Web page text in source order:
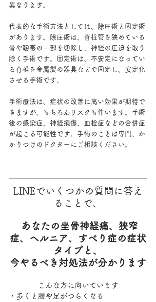
異なります。
代表的な手術方法としては、除圧術と固定術
があります。除圧術は、脊柱管を狭めている
骨や靭帯の一部を切除し、神経の圧迫を取り
除く手術です。固定術は、不安定になってい
る脊椎を金属製の器具などで固定し、安定化
させる手術です。
手術療法は、症状の改善に高い効果が期待で
きますが、もちろんリスクも伴います。手術
後の感染症、神経損傷、血栓症などの合併症
が起こる可能性です。手術のことは専門、か
かりつけのドクターにご相談ください。
LINEでいくつかの質問に答え
ることで、
あなたの坐骨神経痛、狭窄
症、ヘルニア、すべり症の症状
タイプと、
今やるべき対処法が分かります
こんな方に向いています
・歩くと腰や足がつらくなる